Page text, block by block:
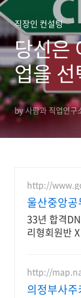
직장인 컨설팅
당신은
업을
by 사람과 직업연구
http://
울산중앙
학 철저한
템
33년 합격
리형회원반
http://
13094058
의정부사주